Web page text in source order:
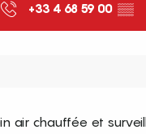
+33 4 68 59 00 ▒▒
air chauffée et